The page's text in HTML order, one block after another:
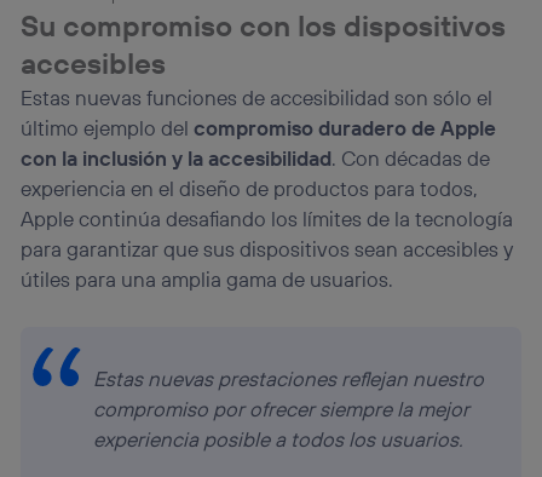
Su compromiso con los dispositivos
accesibles
Estas nuevas funciones de accesibilidad son sólo el
último ejemplo delcompromiso duradero de Apple
con la inclusión y la accesibilidad. Con décadas de
experiencia en el diseño de productos para todos,
Apple continúa desafiando los límites de la tecnología
para garantizar que sus dispositivos sean accesibles y
útiles para una amplia gama de usuarios.
Estas nuevas prestaciones reflejan nuestro
compromiso por ofrecer siempre la mejor
experiencia posible a todos los usuarios.